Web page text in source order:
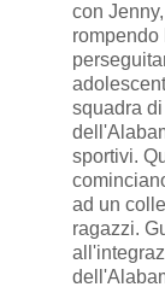
con
squadra
sportivi.
ad un
ragazzi.